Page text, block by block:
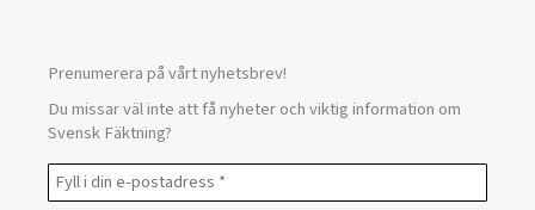
Prenumerera på vårt nyhetsbrev!
Du missar väl inte att få nyheter och viktig information om
Svensk Fäktning?